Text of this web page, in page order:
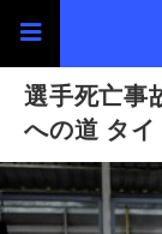
選手死亡事
への道 タイ